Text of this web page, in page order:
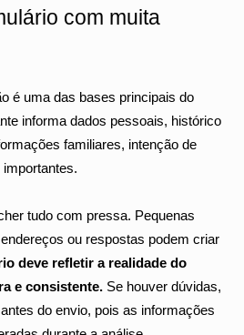
com muita
é uma das bases principais do
informa dados pessoais, histórico
familiares, intenção de
tudo com pressa. Pequenas
ou respostas podem criar
deve refletir a realidade do
e consistente. Se houver dúvidas,
do envio, pois as informações